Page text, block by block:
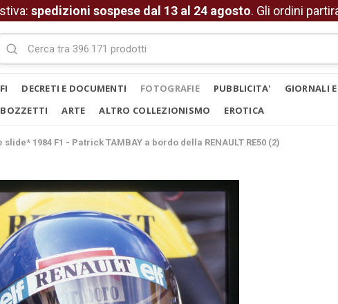
spedizioni sospese dal 13 al 24 agosto. Gli ordini
DECRETI E DOCUMENTI FOTOGRAFIE PUBBLICITA' GIORNALI
ARTE ALTRO COLLEZIONISMO EROTICA
1984 F1 - Patrick TAMBAY a bordo della RENAULT RE50 (2)